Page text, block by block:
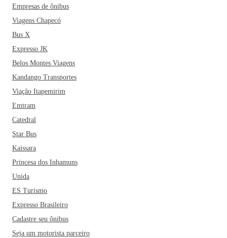
Empresas de ônibus
Viagens Chapecó
Bus X
Expresso JK
Belos Montes Viagens
Kandango Transportes
Viação Itapemirim
Emtram
Catedral
Star Bus
Kaissara
Princesa dos Inhamuns
Unida
ES Turismo
Expresso Brasileiro
Cadastre seu ônibus
Seja um motorista parceiro